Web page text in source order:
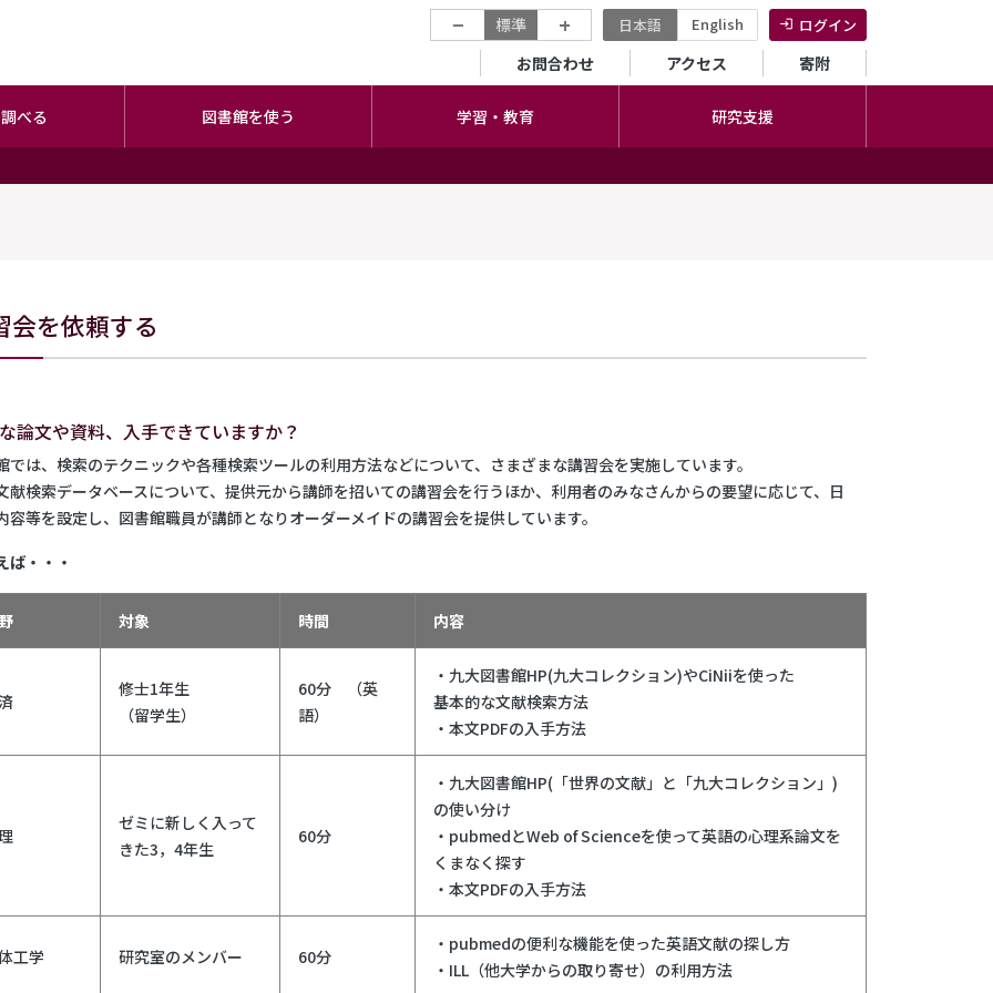
− 標準 + 日本語 English ログイン
セカンダリーメニュー
お問合わせ アクセス 寄附
べる 図書館を使う 学習・教育 研究支援
会を依頼する
論文や資料、入手できていますか？
では、検索のテクニックや各種検索ツールの利用方法などについて、さまざまな講習会を実施しています。
献検索データベースについて、提供元から講師を招いての講習会を行うほか、利用者のみなさんからの要望に応じて、日
容等を設定し、図書館職員が講師となりオーダーメイドの講習会を提供しています。
ば・・・
対象 時間 内容
修士1年生
（留学生）
60分 （英
語）
・九大図書館HP(九大コレクション)やCiNiiを使った
基本的な文献検索方法
・本文PDFの入手方法
ゼミに新しく入って
きた3，4年生
60分
・九大図書館HP(「世界の文献」と「九大コレクション」)
の使い分け
・pubmedとWeb of Scienceを使って英語の心理系論文を
くまなく探す
・本文PDFの入手方法
工学 研究室のメンバー 60分
・pubmedの便利な機能を使った英語文献の探し方
・ILL（他大学からの取り寄せ）の利用方法